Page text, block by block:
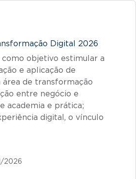
Digital 2026
objetivo estimular a
e aplicação de
de transformação
entre negócio e
academia e prática;
digital, o vínculo
2026